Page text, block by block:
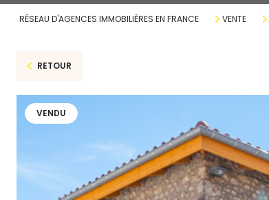
RÉSEAU D'AGENCES IMMOBILIÈRES EN FRANCE VENTE
RETOUR
VENDU